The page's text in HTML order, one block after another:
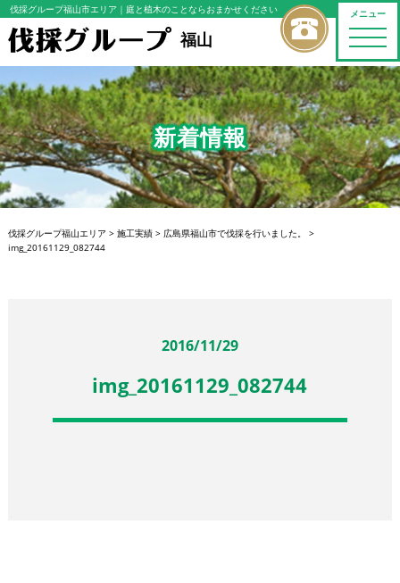
メニュー
toggle
伐採グループ福山市エリア ｜庭と植木のことならおまかせください
福山
新着情報
伐採グループ福山エリア > 施工実績> 広島県福山市で伐採を行いました。
>
img_20161129_082744
2016/11/29
img_20161129_082744